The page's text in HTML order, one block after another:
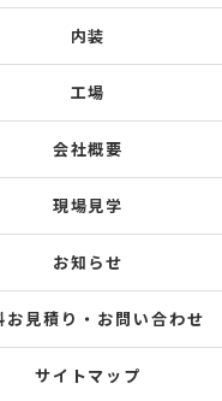
内装
工場
会社概要
現場見学
お知らせ
お見積り・お問い合わせ
サイトマップ